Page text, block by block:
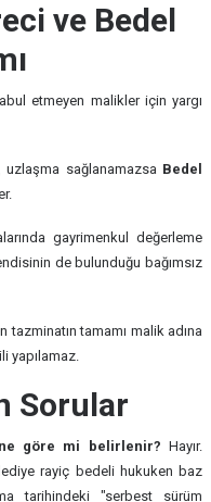
ve Bedel
etmeyen malikler için yargı
uzlaşma sağlanamazsa Bedel
gayrimenkul değerleme
de bulunduğu bağımsız
tazminatın tamamı malik adına
yapılamaz.
Sorular
göre mi belirlenir? Hayır.
rayiç bedeli hukuken baz
tarihindeki "serbest sürüm